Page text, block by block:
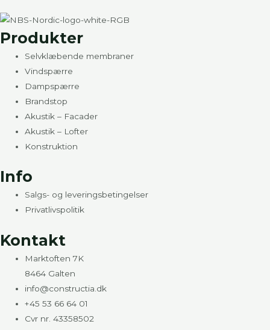
Produkter
Selvklæbende membraner
Vindspærre
Dampspærre
Brandstop
Akustik – Facader
Akustik – Lofter
Konstruktion
Info
Salgs- og leveringsbetingelser
Privatlivspolitik
Kontakt
Marktoften 7K
8464 Galten
info@constructia.dk
+45 53 66 64 01
Cvr nr. 43358502